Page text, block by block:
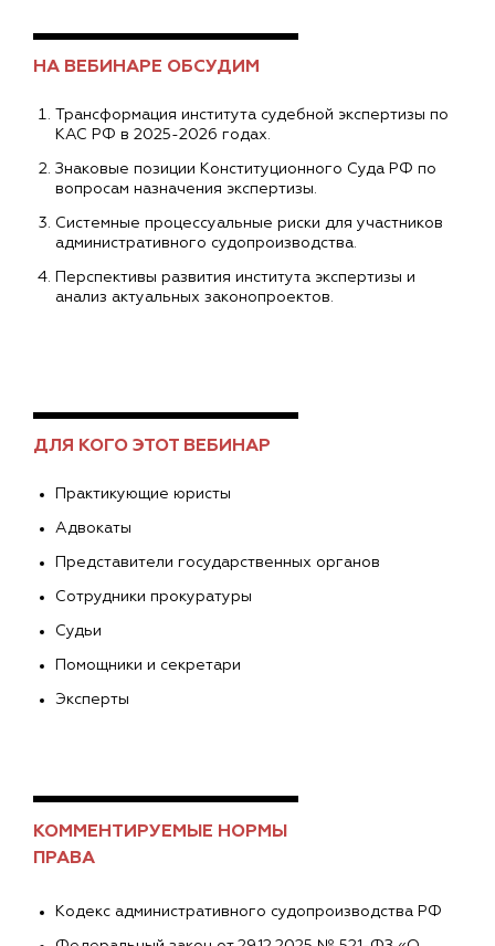
НА ВЕБИНАРЕ ОБСУДИМ
Трансформация института судебной экспертизы по
КАС РФ в 2025-2026 годах.
Знаковые позиции Конституционного Суда РФ по
вопросам назначения экспертизы.
Системные процессуальные риски для участников
административного судопроизводства.
Перспективы развития института экспертизы и
анализ актуальных законопроектов.
ДЛЯ КОГО ЭТОТ ВЕБИНАР
Практикующие юристы
Адвокаты
Представители государственных органов
Сотрудники прокуратуры
Судьи
Помощники и секретари
Эксперты
КОММЕНТИРУЕМЫЕ НОРМЫ
ПРАВА
Кодекс административного судопроизводства РФ